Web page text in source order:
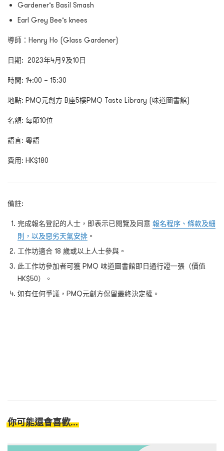
Gardener’s Basil Smash
Earl Grey Bee’s knees
導師：Henry Ho (Glass Gardener)
日期: 2023年4月9及10日
時間: 14:00 – 15:30
地點: PMQ元創方 B座5樓PMQ Taste Library (味道圖書館)
名額: 每節10位
語言: 粵語
費用: HK$180
備註:
完成報名登記的人士，即表示已閱覽及同意 報名程序、條款及細
則，以及惡劣天氣安排 。
工作坊適合 18 歲或以上人士參與。
此工作坊參加者可獲 PMQ 味道圖書館即日通行證一張（價值
HK$50）。
如有任何爭議，PMQ元創方保留最終決定權。
你可能還會喜歡...